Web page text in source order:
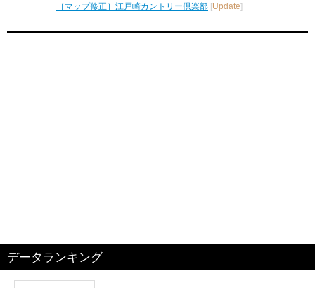
［マップ修正］江戸崎カントリー倶楽部 Update
データランキング